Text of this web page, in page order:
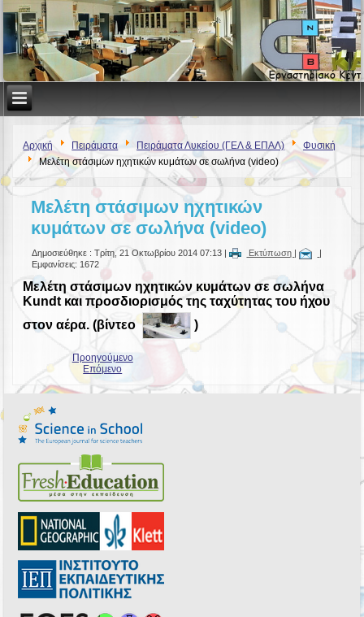
Αρχική Πειράματα Πειράματα Λυκείου (ΓΕΛ & ΕΠΑΛ)
Φυσική
Μελέτη στάσιμων ηχητικών κυμάτων σε σωλήνα (video)
Μελέτη στάσιμων ηχητικών
κυμάτων σε σωλήνα (video)
Δημοσιεύθηκε : Τρίτη, 21 Οκτωβρίου 2014 07:13 | Εκτύπωση |
|
Εμφανίσεις: 1672
Μελέτη στάσιμων ηχητικών κυμάτων σε σωλήνα
Kundt και προσδιορισμός της ταχύτητας του ήχου
στον αέρα. (βίντεο )
Προηγούμενο
Επόμενο